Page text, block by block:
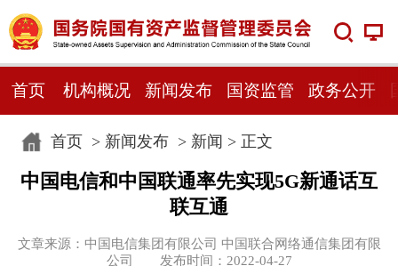
首页 机构概况 新闻发布 国资监管 政务公开
首页> 新闻发布> 新闻 > 正文
中国电信和中国联通率先实现5G新通话互
联互通
文章来源：中国电信集团有限公司 中国联合网络通信集团有限
公司 发布时间：2022-04-27